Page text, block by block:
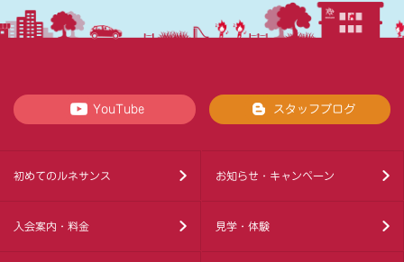
YouTube スタッフブログ
初めてのルネサンス お知らせ・キャンペーン
入会案内・料金 見学・体験